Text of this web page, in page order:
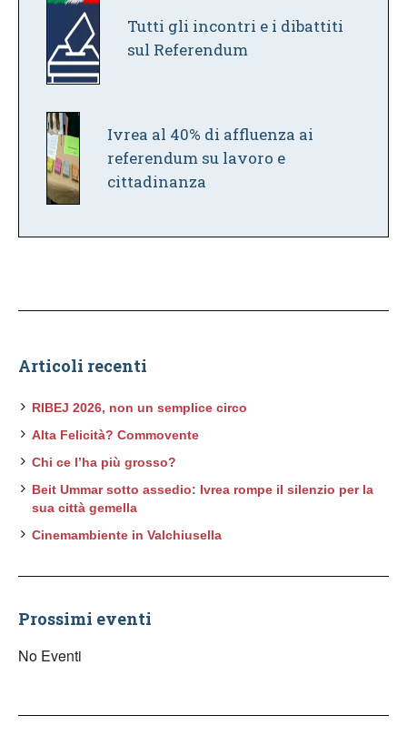
Tutti gli incontri e i dibattiti
sul Referendum
Ivrea al 40% di affluenza ai
referendum su lavoro e
cittadinanza
Articoli recenti
RIBEJ 2026, non un semplice circo
Alta Felicità? Commovente
Chi ce l’ha più grosso?
Beit Ummar sotto assedio: Ivrea rompe il silenzio per la
sua città gemella
Cinemambiente in Valchiusella
Prossimi eventi
No Eventi